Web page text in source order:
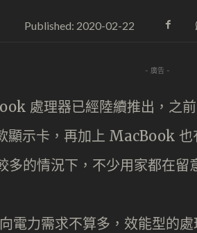
Published: 2020-02-22
- 廣告 -
處理器已經陸續推出，之前
顯示卡，再加上 MacBook
多的情況下，不少用家都在
電力需求不算多，效能型的